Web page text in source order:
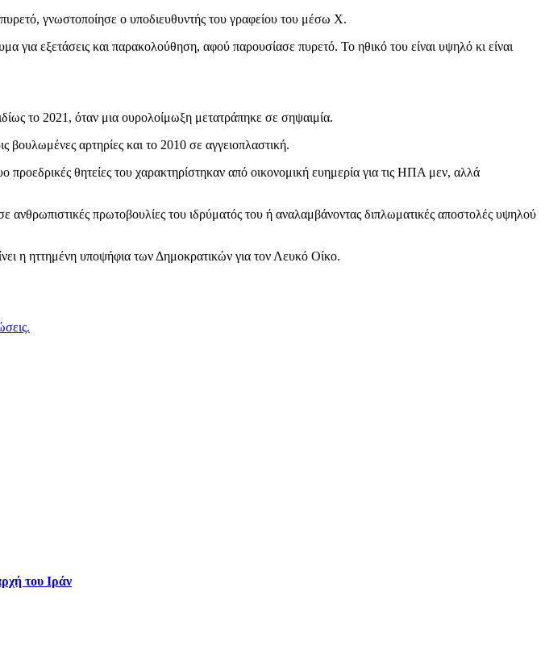
γνωστοποίησε ο υποδιευθυντής του γραφείου του μέσω X.
εξετάσεις και παρακολούθηση, αφού παρουσίασε πυρετό. Το ηθικό του είναι υψηλό κι είναι
το 2021, όταν μια ουρολοίμωξη μετατράπηκε σε σηψαιμία.
αρτηρίες και το 2010 σε αγγειοπλαστική.
θητείες του χαρακτηρίστηκαν από οικονομική ευημερία για τις ΗΠΑ μεν, αλλά
ανθρωπιστικές πρωτοβουλίες του ιδρύματός του ή αναλαμβάνοντας διπλωματικές αποστολές υψηλού
η ηττημένη υποψήφια των Δημοκρατικών για τον Λευκό Οίκο.
του Ιράν